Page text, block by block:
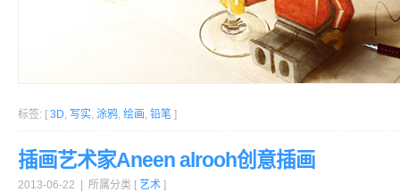
标签: [ 3D, 写实, 涂鸦, 绘画, 铅笔 ]
插画艺术家Aneen alrooh创意插画
2013-06-22 | 所属分类 [ 艺术 ]